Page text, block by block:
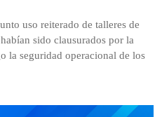
uso reiterado de talleres de
sido clausurados por la
la seguridad operacional de los